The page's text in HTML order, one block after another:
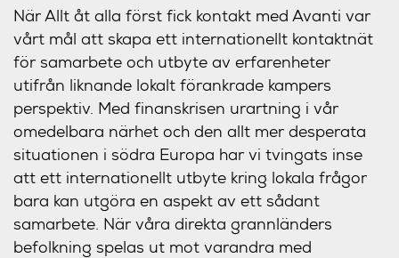
När Allt åt alla först fick kontakt med Avanti var
vårt mål att skapa ett internationellt kontaktnät
för samarbete och utbyte av erfarenheter
utifrån liknande lokalt förankrade kampers
perspektiv. Med finanskrisen urartning i vår
omedelbara närhet och den allt mer desperata
situationen i södra Europa har vi tvingats inse
att ett internationellt utbyte kring lokala frågor
bara kan utgöra en aspekt av ett sådant
samarbete. När våra direkta grannländers
befolkning spelas ut mot varandra med